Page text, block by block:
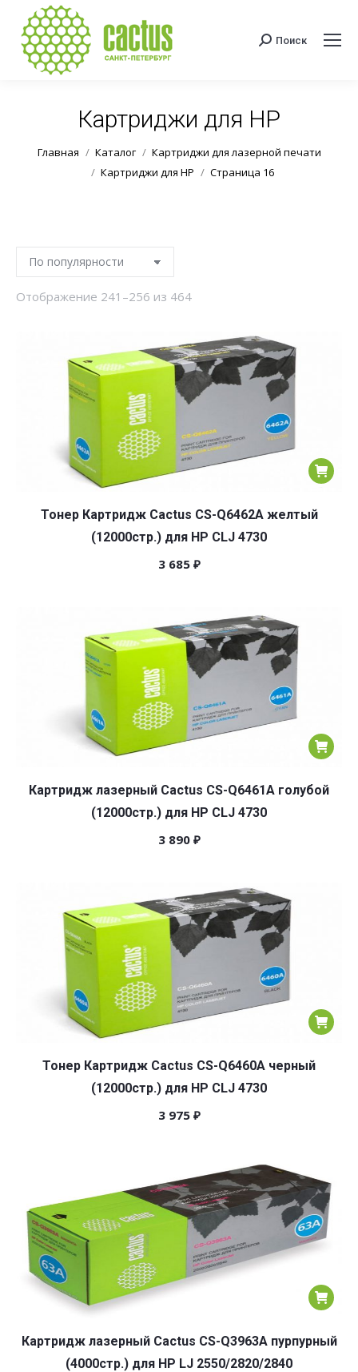
Поиск:
Поиск
Картриджи для HP
Главная Каталог
Картриджи для лазерной печати
Картриджи для HP
Страница 16
Отображение 241–256 из 464Сортировка:
популярности
Тонер Картридж Cactus CS-Q6462A желтый
(12000стр.) для HP CLJ 4730
3 685 ₽
Картридж лазерный Cactus CS-Q6461A голубой
(12000стр.) для HP CLJ 4730
3 890 ₽
Тонер Картридж Cactus CS-Q6460A черный
(12000стр.) для HP CLJ 4730
3 975 ₽
Картридж лазерный Cactus CS-Q3963A пурпурный
(4000стр.) для HP LJ 2550/2820/2840